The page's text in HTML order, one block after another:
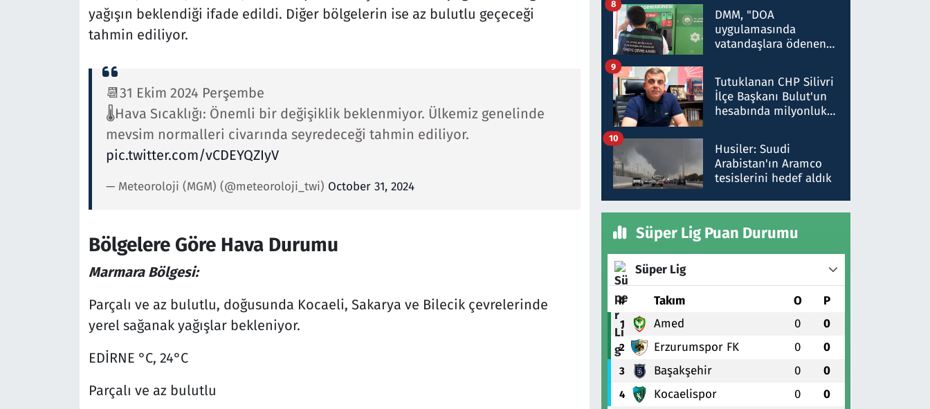
yağışın beklendiği ifade edildi. Diğer bölgelerin ise az bulutlu geçeceği
tahmin ediliyor.
📆31 Ekim 2024 Perşembe
🌡️Hava Sıcaklığı: Önemli bir değişiklik beklenmiyor. Ülkemiz genelinde
mevsim normalleri civarında seyredeceği tahmin ediliyor.
pic.twitter.com/vCDEYQZIyV
— Meteoroloji (MGM) (@meteoroloji_twi) October 31, 2024
Bölgelere Göre Hava Durumu
Marmara Bölgesi:
Parçalı ve az bulutlu, doğusunda Kocaeli, Sakarya ve Bilecik çevrelerinde
yerel sağanak yağışlar bekleniyor.
EDİRNE °C, 24°C
Parçalı ve az bulutlu
DMM, "DOA
uygulamasında
vatandaşlara ödenen
düşürüldüğü" iddiasını
yalanladı
8
Tutuklanan CHP Silivri
İlçe Başkanı Bulut'un
hesabında milyonluk
talimat verdi, ben
gönderdim
9
Husiler: Suudi
Arabistan'ın Aramco
tesislerini hedef aldık
10
Süper Lig Puan Durumu
Süper Lig
# Takım O P
1 Amed 0 0
2 Erzurumspor FK 0 0
3 Başakşehir 0 0
4 Kocaelispor 0 0